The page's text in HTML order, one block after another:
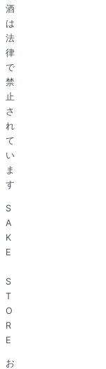
酒
は
法
律
で
禁
止
さ
れ
て
い
ま
す
S
A
K
E
S
T
O
R
E
お